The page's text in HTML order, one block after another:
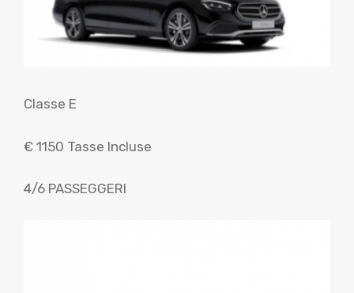
Classe E
€ 1150 Tasse Incluse
4/6 PASSEGGERI